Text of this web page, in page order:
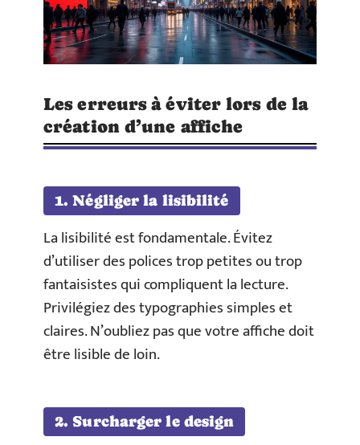
Les erreurs à éviter lors de la
création d’une affiche
1. Négliger la lisibilité
La lisibilité est fondamentale. Évitez
d’utiliser des polices trop petites ou trop
fantaisistes qui compliquent la lecture.
Privilégiez des typographies simples et
claires. N’oubliez pas que votre affiche doit
être lisible de loin.
2. Surcharger le design